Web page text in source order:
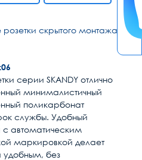
скрытого монтажа
серии SKANDY отлично
минималистичный
поликарбонат
службы. Удобный
с автоматическим
маркировкой делает
удобным, без